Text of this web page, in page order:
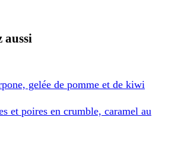
aussi
gelée de pomme et de kiwi
et poires en crumble, caramel au